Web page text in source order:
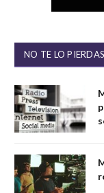
NO TE LO PIERDAS